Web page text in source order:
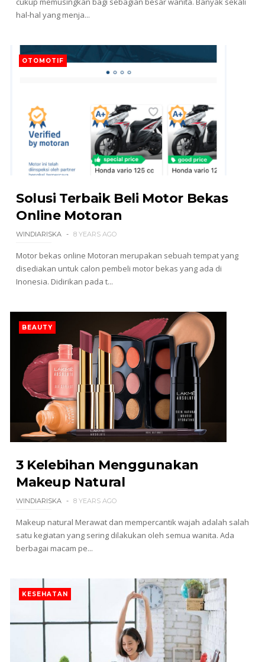
hal-hal yang menja...
OTOMOTIF
Solusi Terbaik Beli Motor Bekas
Online Motoran
WINDIARISKA 8 YEARS AGO
Motor bekas online Motoran merupakan sebuah tempat yang
disediakan untuk calon pembeli motor bekas yang ada di
Inonesia. Didirikan pada t...
BEAUTY
3 Kelebihan Menggunakan
Makeup Natural
WINDIARISKA 8 YEARS AGO
Makeup natural Merawat dan mempercantik wajah adalah salah
satu kegiatan yang sering dilakukan oleh semua wanita. Ada
berbagai macam pe...
KESEHATAN